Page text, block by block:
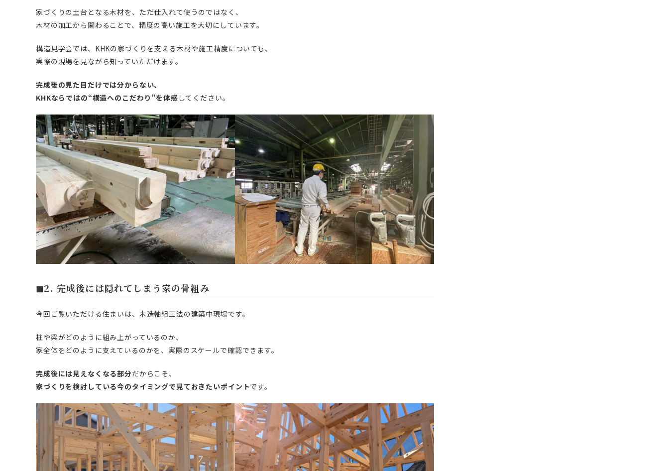
家づくりの土台となる木材を、ただ仕入れて使うのではなく、
木材の加工から関わることで、精度の高い施工を大切にしています。
構造見学会では、KHKの家づくりを支える木材や施工精度についても、
実際の現場を見ながら知っていただけます。
完成後の見た目だけでは分からない、
KHKならではの“構造へのこだわり”を体感 してください。
◼︎2. 完成後には隠れてしまう家の骨組み
今回ご覧いただける住まいは、木造軸組工法の建築中現場です。
柱や梁がどのように組み上がっているのか、
家全体をどのように支えているのかを、実際のスケールで確認できます。
完成後には見えなくなる部分だからこそ、
家づくりを検討している今のタイミングで見ておきたいポイントです。